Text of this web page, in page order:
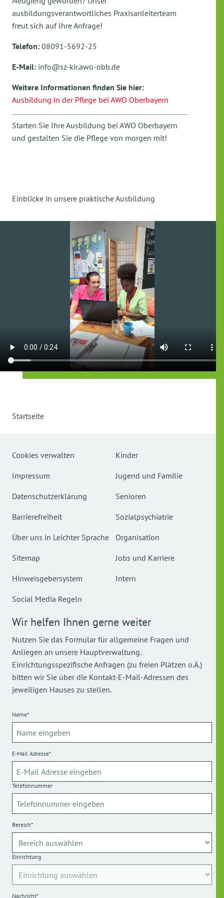
ausbildungsverantwortliches Praxisanleiterteam
freut sich auf Ihre Anfrage!
Telefon: 08091-5692-25
E-Mail: info@sz-kir.awo-obb.de
Weitere Informationen finden Sie hier:
Ausbildung in der Pflege bei AWO Oberbayern
Starten Sie Ihre Ausbildung bei AWO Oberbayern
und gestalten Sie die Pflege von morgen mit!
Einblicke in unsere praktische Ausbildung
Startseite
Cookies verwalten
Impressum
Datenschutzerklärung
Barrierefreiheit
Über uns in Leichter Sprache
Sitemap
Hinweisgebersystem
Social Media Regeln
Kinder
Jugend und Familie
Senioren
Sozialpsychiatrie
Organisation
Jobs und Karriere
Intern
Wir helfen Ihnen gerne weiter
Nutzen Sie das Formular für allgemeine Fragen und
Anliegen an unsere Hauptverwaltung.
Einrichtungsspezifische Anfragen (zu freien Plätzen o.Ä.)
bitten wir Sie über die Kontakt-E-Mail-Adressen des
jeweiligen Hauses zu stellen.
Name*
E-Mail Adresse*
Telefonnummer
Bereich*
Einrichtung
Nachricht*